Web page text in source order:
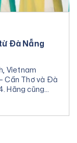
Đà Nẵng
Vietnam
Cần Thơ và Đà
Hãng cũng
khách.